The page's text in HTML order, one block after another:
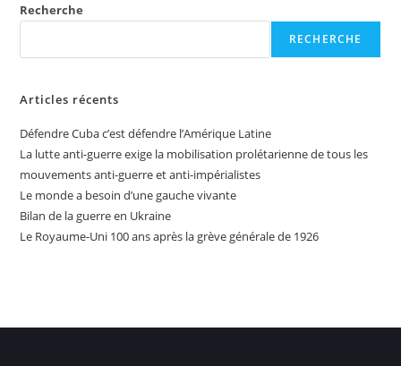
Recherche
RECHERCHE
Articles récents
Défendre Cuba c’est défendre l’Amérique Latine
La lutte anti-guerre exige la mobilisation prolétarienne de tous les
mouvements anti-guerre et anti-impérialistes
Le monde a besoin d’une gauche vivante
Bilan de la guerre en Ukraine
Le Royaume-Uni 100 ans après la grève générale de 1926